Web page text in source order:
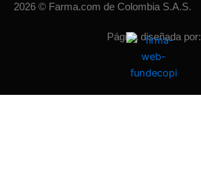
2026 © Farma.com de Colombia S.A.S.
Página diseñada por: